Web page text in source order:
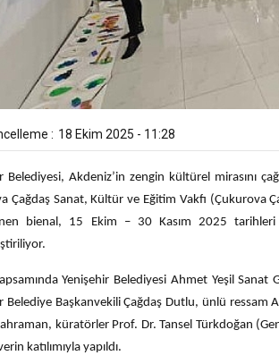
: 18 Ekim 2025 - 11:28
Belediyesi, Akdeniz’in zengin kültürel mirasını
Çağdaş Sanat, Kültür ve Eğitim Vakfı (Çukurova
bienal, 15 Ekim – 30 Kasım 2025
Yenişehir Belediyesi Ahmet Yeşil Sanat
Belediye Başkanvekili Çağdaş Dutlu, ünlü ressam
küratörler Prof. Dr. Tansel Türkdoğan
katılımıyla yapıldı.